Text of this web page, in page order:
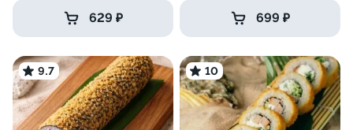
629 ₽ 699 ₽
9.7 10